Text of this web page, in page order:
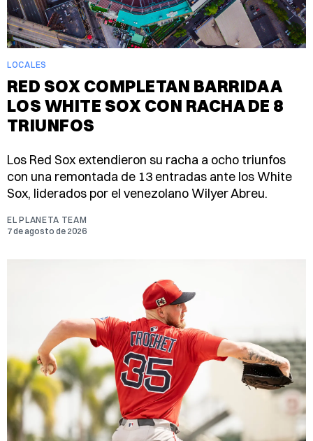
LOCALES
RED SOX COMPLETAN BARRIDA A
LOS WHITE SOX CON RACHA DE 8
TRIUNFOS
Los Red Sox extendieron su racha a ocho triunfos
con una remontada de 13 entradas ante los White
Sox, liderados por el venezolano Wilyer Abreu.
EL PLANETA TEAM
7 de agosto de 2026